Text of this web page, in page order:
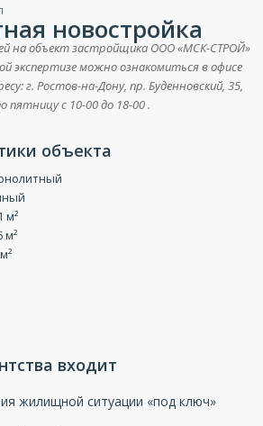
новостройка
на объект застройщика ООО «МСК-СТРОЙ»
экспертизе можно ознакомиться в офисе
г. Ростов-на-Дону, пр. Буденновский, 35,
пятницу с 10-00 до 18-00 .
объекта
м²
м²
входит
жилищной ситуации «под ключ»